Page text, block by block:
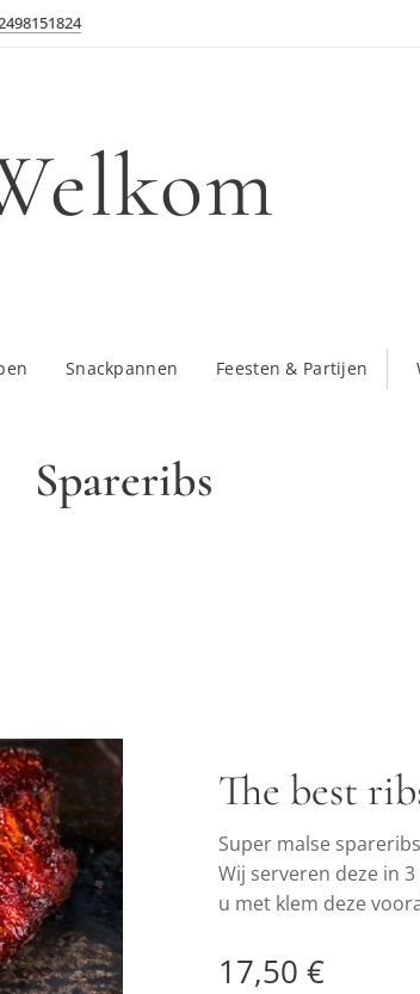
Snackpannen Feesten & Partijen
Spareribs
The best
Super malse
Wij serveren deze in
u met klem deze
17,50 €